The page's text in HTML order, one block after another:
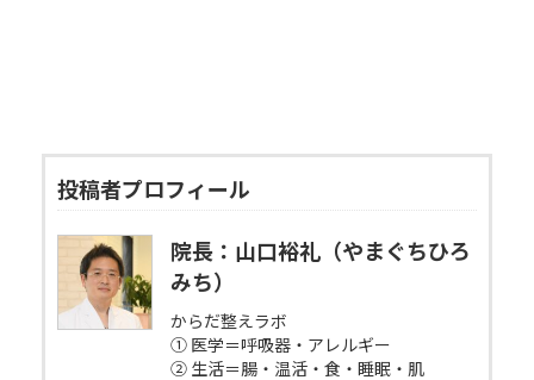
投稿者プロフィール
院長：山口裕礼（やまぐちひろ
みち）
からだ整えラボ
① 医学＝呼吸器・アレルギー
② 生活＝腸・温活・食・睡眠・肌